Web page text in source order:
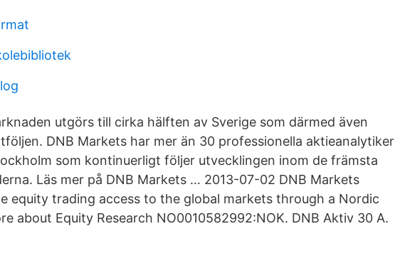
utgörs till cirka hälften av Sverige som därmed även
DNB Markets har mer än 30 professionella aktieanalytiker
som kontinuerligt följer utvecklingen inom de främsta
Läs mer på DNB Markets … 2013-07-02 DNB Markets
equity trading access to the global markets through a Nordic
about Equity Research NO0010582992:NOK. DNB Aktiv 30 A.